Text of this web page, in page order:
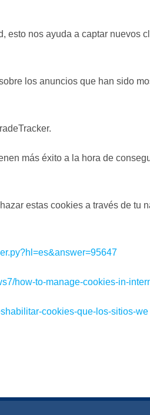
nos ayuda a captar nuevos
los anuncios que han sido
más éxito a la hora de
estas cookies a través de
how-to-manage-cookies-in-
cookies-que-los-sitios-we